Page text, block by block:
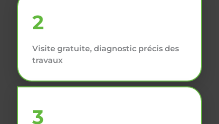
2
Visite gratuite, diagnostic précis des
travaux
3